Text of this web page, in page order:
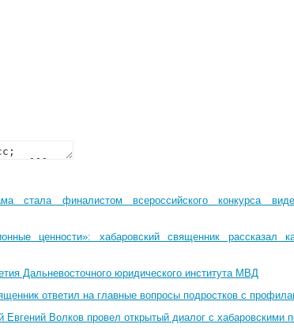
стала финалистом всероссийского конкурса
ценности»: хабаровский священник рассказал
Дальневосточного юридического института МВД
ответил на главные вопросы подростков с
Волков провел открытый диалог с хабаровскими